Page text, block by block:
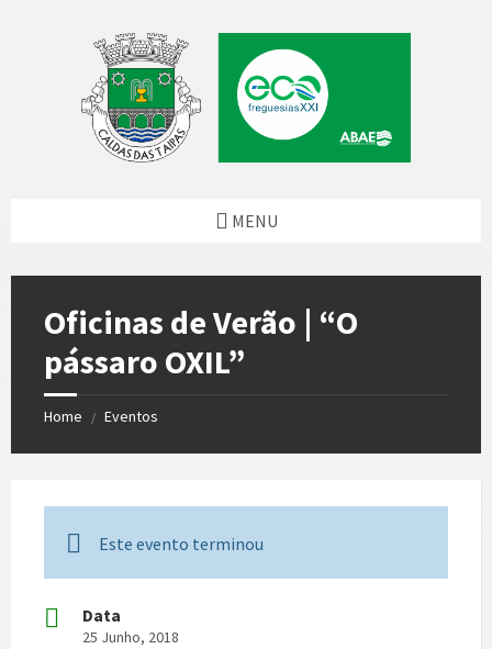
MENU
Oficinas de Verão | “O
pássaro OXIL”
Home / Eventos
Este evento terminou
Data
25 Junho, 2018